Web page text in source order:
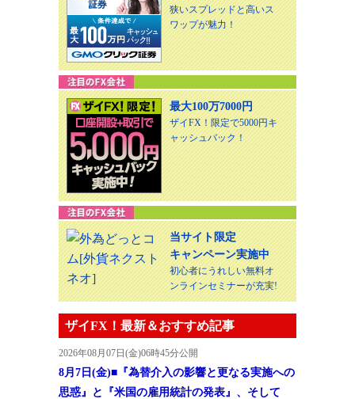
狭いスプレッドと高いス
ワップが魅力！
最大100万7000円
ザイFX！限定で5000円キ
ャッシュバック！
当サイト限定
キャンペーン実施中
初心者にうれしい無料オ
ンラインセミナーが充実!
ザイFX！最新＆おすすめ記事
2026年08月07日(金)06時45分公開
8月7日(金)■『為替介入の影響と更なる実施への
思惑』と『米国の雇用統計の発表』、そして